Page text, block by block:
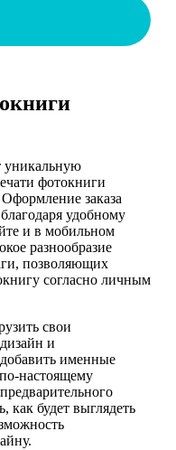
уникальную
фотокниги
заказа
удобному
и в мобильном
разнообразие
позволяющих
согласно личным
свои
и
именные
настоящему
как будет выглядеть